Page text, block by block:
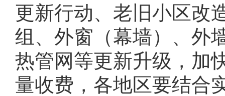
更新行动、老旧小区改
组、外窗（幕墙）、外
热管网等更新升级，加
量收费，各地区要结合